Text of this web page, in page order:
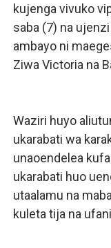
kujenga vivuko
saba (7) na
ambayo ni
Ziwa Victoria na
Waziri huyo
ukarabati wa
unaoendelea
ukarabati huo
utaalamu na
kuleta tija na